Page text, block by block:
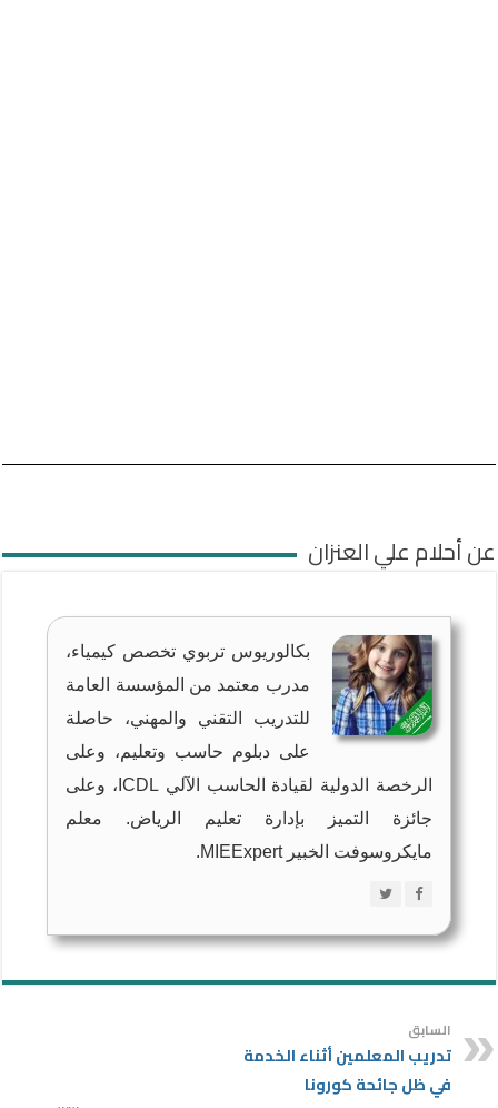
عن أحلام علي العنزان
بكالوريوس تربوي تخصص كيمياء،
مدرب معتمد من المؤسسة العامة
للتدريب التقني والمهني، حاصلة
على دبلوم حاسب وتعليم، وعلى
الرخصة الدولية لقيادة الحاسب الآلي ICDL، وعلى
جائزة التميز بإدارة تعليم الرياض. معلم
مايكروسوفت الخبير MIEExpert.
السابق
تدريب المعلمين أثناء الخدمة
في ظل جائحة كورونا